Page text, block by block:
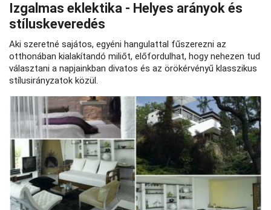
Izgalmas eklektika - Helyes arányok és
stíluskeveredés
Aki szeretné sajátos, egyéni hangulattal fűszerezni az
otthonában kialakítandó miliőt, előfordulhat, hogy nehezen tud
választani a napjainkban divatos és az örökérvényű klasszikus
stílusirányzatok közül.